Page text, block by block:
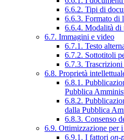
6.6.2. Tipi di
6.6.3. Formato di
6.6.4. Modalità di
6.7. Immagini e video
6.7.1. Testo
6.7.2. Sottotitoli
6.7.3.
6.8. Proprietà
6.8.1.
Pubblica
6.8.2.
dalla Pubblica
6.8.3. Consenso
6.9. Ottimizzazione per
6.9.1. I fattori on-